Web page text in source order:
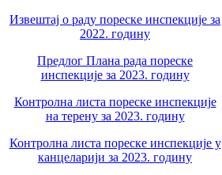
Извештај о раду пореске инспекције за
2022. годину
Предлог Плана рада пореске
инспекције за 2023. годину
Контролна листа пореске инспекције
на терену за 2023. годину
Контролна листа пореске инспекције у
канцеларији за 2023. годину